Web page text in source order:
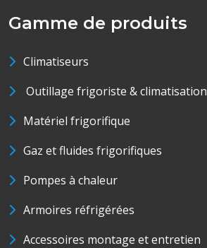
Gamme de produits
Climatiseurs
Outillage frigoriste & climatisation
Matériel frigorifique
Gaz et fluides frigorifiques
Pompes à chaleur
Armoires réfrigérées
Accessoires montage et entretien